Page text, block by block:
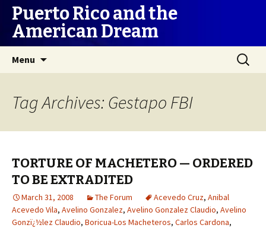
Puerto Rico and the
American Dream
Menu
Search
for:
Tag Archives: Gestapo FBI
TORTURE OF MACHETERO — ORDERED
TO BE EXTRADITED
March 31, 2008 The Forum Acevedo Cruz, Anibal
Acevedo Vila, Avelino Gonzalez, Avelino Gonzalez Claudio, Avelino
Gonzï¿½lez Claudio, Boricua-Los Macheteros, Carlos Cardona,